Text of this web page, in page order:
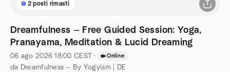
2 posti rimasti
Dreamfulness — Free Guided Session: Yoga,
Pranayama, Meditation & Lucid Dreaming
06 ago 2026 18:00 CEST · Online
da Dreamfulness — By Yogyism | DE